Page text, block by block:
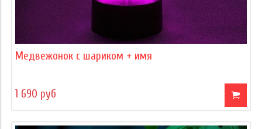
Медвежонок с шариком + имя
1 690 руб